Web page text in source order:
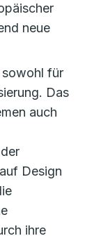
neue
sowohl für
Das
auch
Design
ihre